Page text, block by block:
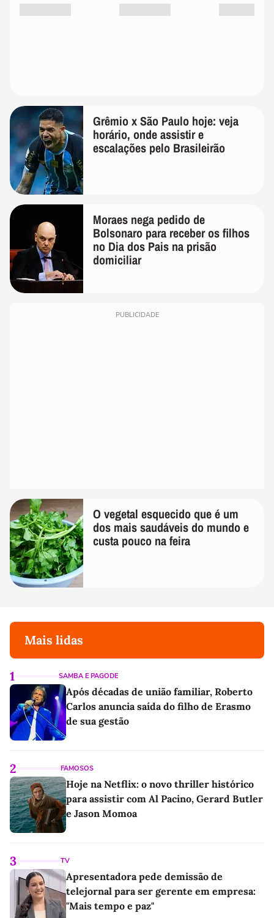
Grêmio x São Paulo hoje: veja
horário, onde assistir e
escalações pelo Brasileirão
Moraes nega pedido de
Bolsonaro para receber os filhos
no Dia dos Pais na prisão
domiciliar
PUBLICIDADE
O vegetal esquecido que é um
dos mais saudáveis do mundo e
custa pouco na feira
Mais lidas
1 SAMBA E PAGODE
Após décadas de união familiar, Roberto
Carlos anuncia saída do filho de Erasmo
de sua gestão
2 FAMOSOS
Hoje na Netflix: o novo thriller histórico
para assistir com Al Pacino, Gerard Butler
e Jason Momoa
3 TV
Apresentadora pede demissão de
telejornal para ser gerente em empresa:
"Mais tempo e paz"